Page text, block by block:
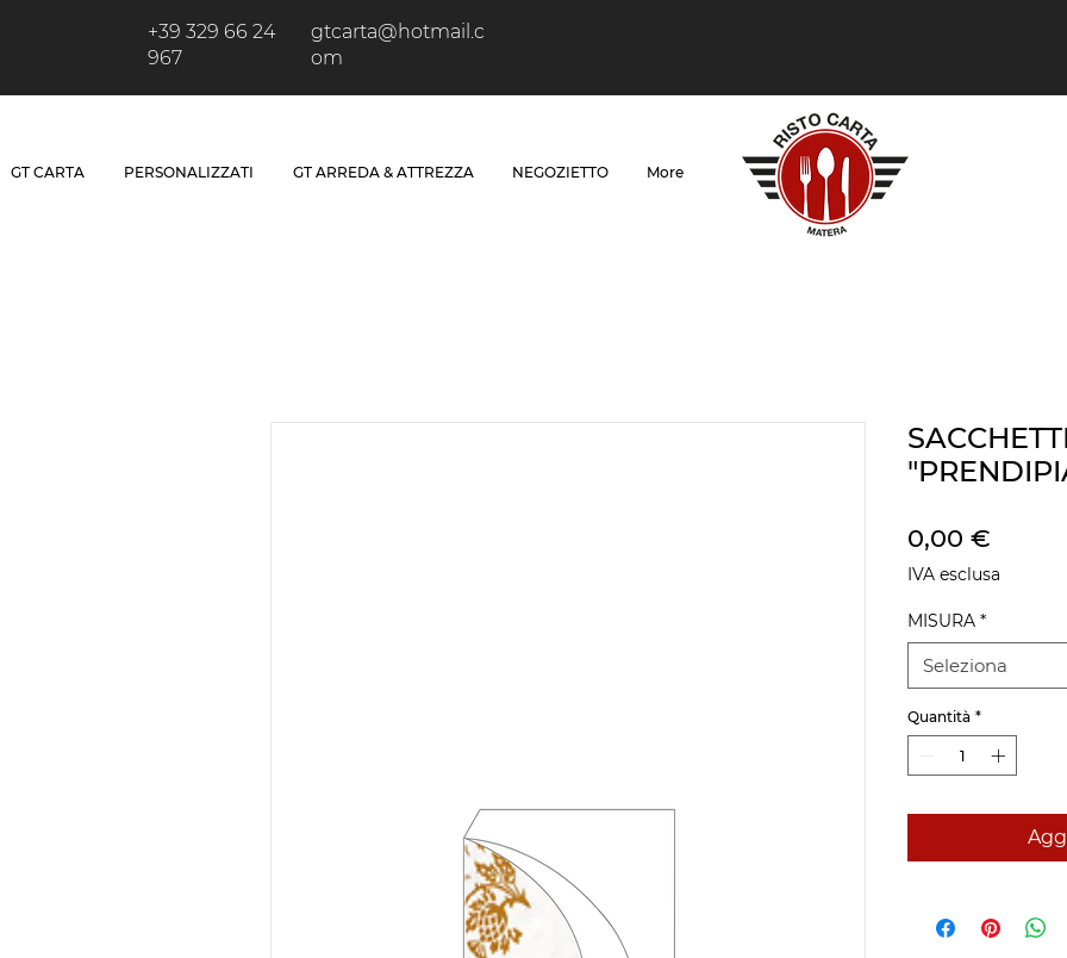
+39 329 66 24
967
gtcarta@hotmail.c
om
GT CARTA PERSONALIZZATI GT ARREDA & ATTREZZA NEGOZIETTO More
0,00 €
IVA esclusa
MISURA *
Seleziona
Quantità *